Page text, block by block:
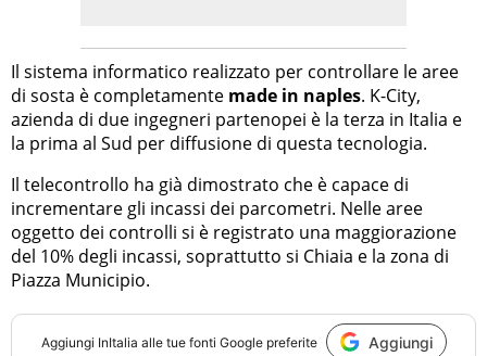
Il sistema informatico realizzato per controllare le aree
di sosta è completamente made in naples. K-City,
azienda di due ingegneri partenopei è la terza in Italia e
la prima al Sud per diffusione di questa tecnologia.
Il telecontrollo ha già dimostrato che è capace di
incrementare gli incassi dei parcometri. Nelle aree
oggetto dei controlli si è registrato una maggiorazione
del 10% degli incassi, soprattutto si Chiaia e la zona di
Piazza Municipio.
Aggiungi InItalia alle tue fonti Google preferite Aggiungi